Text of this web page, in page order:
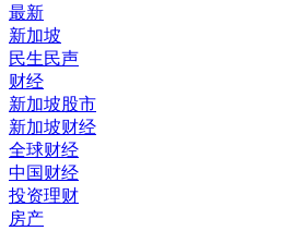
最新
新加坡
民生民声
财经
新加坡股市
新加坡财经
全球财经
中国财经
投资理财
房产